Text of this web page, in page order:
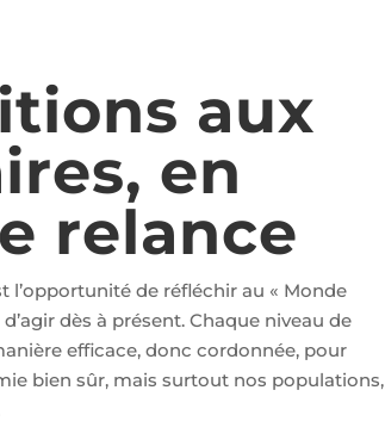
aux
en
relance
l’opportunité de réfléchir au « Monde
dès à présent. Chaque niveau de
efficace, donc cordonnée, pour
bien sûr, mais surtout nos populations,